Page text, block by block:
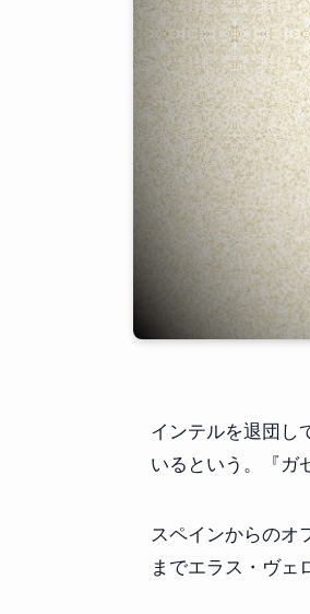
インテルを退団し
いるという。『ガ
スペインからのオ
までエラス・ヴェ